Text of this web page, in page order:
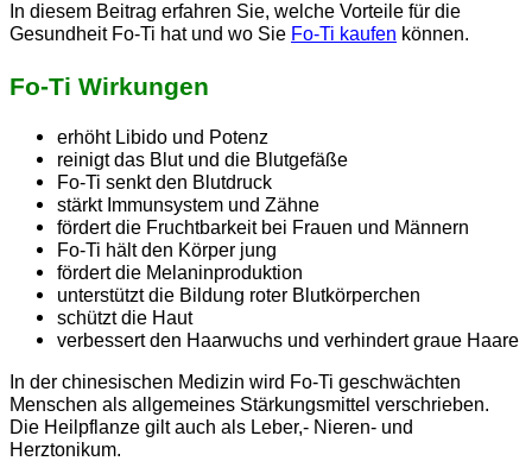
In diesem Beitrag erfahren Sie, welche Vorteile für die
Gesundheit Fo-Ti hat und wo Sie Fo-Ti kaufen können.
Fo-Ti Wirkungen
erhöht Libido und Potenz
reinigt das Blut und die Blutgefäße
Fo-Ti senkt den Blutdruck
stärkt Immunsystem und Zähne
fördert die Fruchtbarkeit bei Frauen und Männern
Fo-Ti hält den Körper jung
fördert die Melaninproduktion
unterstützt die Bildung roter Blutkörperchen
schützt die Haut
verbessert den Haarwuchs und verhindert graue Haare
In der chinesischen Medizin wird Fo-Ti geschwächten
Menschen als allgemeines Stärkungsmittel verschrieben.
Die Heilpflanze gilt auch als Leber,- Nieren- und
Herztonikum.